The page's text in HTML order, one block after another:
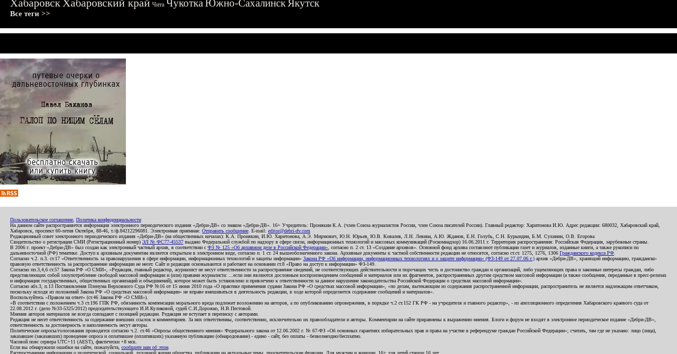
ХабаровскХабаровский край Чита ЧукоткаЮжно-СахалинскЯкутск
Все теги >>
Пользовательское соглашение Политика конфиденциальности
На данном сайте распространяется информация электронного периодического издания «Дебри-ДВ» со знаком «Дебри-ДВ». 16+ Учредитель: Пронякин К.А. (член Союза журналистов России, член Союза писателей России). Главный редактор: Харитонова И.Ю. Адрес редакции: 680032, Хабаровский край,
Хабаровск, проспект 60-летия Октября, 88-46, т./ф.84212296081. Электронная приемная: Отправить сообщение . E-mail: editor@debri-dv.com
Редакционный совет электронного периодического издания «Дебри-ДВ» (на общественных началах): К.А. Пронякин, И.Ю. Харитонова, А.Э. Мирмович, Ю.Н. Юрьев, Ю.В. Ковалев, Л.Н. Левина, А.Ю. Жданов, Е.Н. Голубь, С.Н. Бурындин, Б.М. Сухинин, О.В. Егорова
Свидетельство о регистрации СМИ (Регистрационный номер) ЭЛ № ФС77-45537 выдано Федеральной службой по надзору в сфере связи, информационных технологий и массовых коммуникаций (Роскомнадзор) 16.06.2011 г. Территория распространения: Российская Федерация, зарубежные страны.
В 2006 г. проект «Дебри-ДВ» был создан как электронный частный архив, в соответствии с ФЗ № 125 «Об архивном деле в Российской Федерации» , согласно п. 2 ст. 13 «Создание архивов». Основной фонд архива составляют публикации газет и журналов, изданные книги, а также рукописи по
дальневосточной (РФ) тематике. Доступ к архивным документам является открытым в электронном виде, согласно п. 1 ст. 24 вышеобозначенного закона. Архивные документы к частной собственности редакции не относятся, согласно ст.ст. 1275, 1276, 1306 Гражданского кодекса РФ
Согласно ч.2. п.3. ст.17 «Ответственность за правонарушения в сфере информации, информационных технологий и защиты информации» Закона РФ «Об информации, информационных технологиях и о защите информации» (ФЗ-149 от 27.07.06 г.) архив «Дебри-ДВ», хранящий информацию, гражданско-
правовую ответственность за распространение информации не несет. Сайт и редакция основываются и работают на основании ст.8 «Право на доступ к информации» ФЗ-149.
Согласно пп.3,4,6 ст.57 Закона РФ «О СМИ», «Редакция, главный редактор, журналист не несут ответственности за распространение сведений, не соответствующих действительности и порочащих честь и достоинство граждан и организаций, либо ущемляющих права и законные интересы граждан, либо
представляющих собой злоупотребление свободой массовой информации и (или) правами журналиста: ...если они являются дословным воспроизведением сообщений и материалов или их фрагментов, распространенных другим средством массовой информации (а также сообщения, переданные в пресс-релизах
и информация государственных, общественных организаций и объединений), которое может быть установлено и привлечено к ответственности за данное нарушение законодательства Российской Федерации о средствах массовой информации».
Согласно абз.3, п.13 Постановления Пленума Верховного Суда РФ №16 от 15 июня 2010 года «О практике применения судами Закона РФ «О средствах массовой информации», «по делам, вытекающим из содержания распространенной информации, распространитель не является надлежащим ответчиком,
поскольку исходя из положений Закона РФ «О средствах массовой информации» не вправе вмешиваться в деятельность редакции, в ходе которой определяется содержание сообщений и материалов».
Воспользуйтесь «Правом на ответ» (ст.46 Закона РФ «О СМИ»).
«В соответствии с положением ч.3 ст.196 ГПК РФ, обязанность компенсации морального вреда подлежит возложению на авторов, а по опубликованию опровержения, в порядке ч.2 ст.152 ГК РФ - на учредителя и главного редактор», - из апелляционного определения Хабаровского краевого суда от
22.08.2012 г. (дело №33-5325/2012) председательствующего И.И.Куликовой, судей С.И.Дорожко, Н.В.Пестовой.
Мнения авторов материалов не всегда совпадают с позицией редакции. Редакция не вступает в переписку с авторами.
Редакция не несет ответственность за содержание внешних ссылок и комментариев. За них ответственны, соответственно, исключительно их правообладатели и авторы. Комментарии на сайте приравнены к выражению мнения. Блоги и форум не входят в электронное периодическое издание «Дебри-ДВ»,
ответственность за достоверность и наполняемость несут авторы.
Политические опросы/голосования проводятся согласно ч.2. ст.46 «Опросы общественного мнения» Федерального закона от 12.06.2002 г. № 67-ФЗ «Об основных гарантиях избирательных прав и права на участие в референдуме граждан Российской Федерации»; считать, там где не указано: лицо (лица),
заказавшее (заказавших) проведение опроса и оплатившее (оплативших) указанную публикацию (обнародование) - едино - сайт, без оплаты - безвозмездно/бесплатно.
Часовой пояс сервера UTC+11 (AEST), фактически +8 мск.
Если вы обнаружили ошибки на сайте, пожалуйста, сообщите нам об этом
Распространение информации о политической, социальной, духовной жизни общества, публикации на актуальные темы, просветительские функции. Для мужчин и женщин. 16+ для детей старше 16 лет.